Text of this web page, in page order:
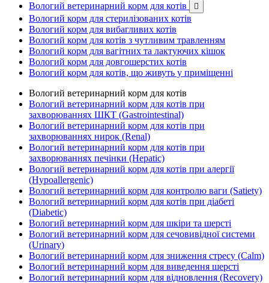
Вологий ветеринарний корм для котів

Вологий корм для стерилізованих котів
Вологий корм для вибагливих котів
Вологий корм для котів з чутливим травленням
Вологий корм для вагітних та лактуючих кішок
Вологий корм для довгошерстих котів
Вологий корм для котів, що живуть у приміщенні
Вологий ветеринарний корм для котів
Вологий ветеринарний корм для котів при
захворюваннях ШКТ (Gastrointestinal)
Вологий ветеринарний корм для котів при
захворюваннях нирок (Renal)
Вологий ветеринарний корм для котів при
захворюваннях печінки (Hepatic)
Вологий ветеринарний корм для котів при алергії
(Hypoallergenic)
Вологий ветеринарний корм для контролю ваги (Satiety)
Вологий ветеринарний корм для котів при діабеті
(Diabetic)
Вологий ветеринарний корм для шкіри та шерсті
Вологий ветеринарний корм для сечовивідної системи
(Urinary)
Вологий ветеринарний корм для зниження стресу (Calm)
Вологий ветеринарний корм для виведення шерсті
Вологий ветеринарний корм для відновлення (Recovery)